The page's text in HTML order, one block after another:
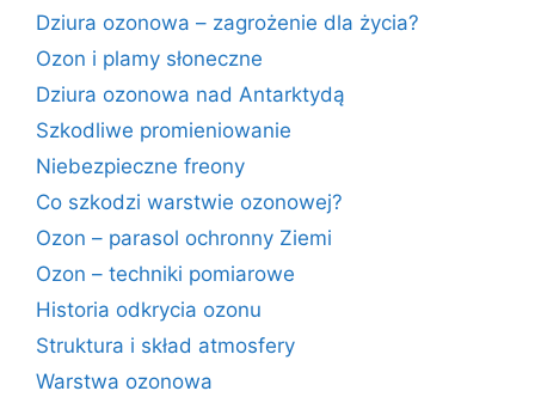
Dziura ozonowa – zagrożenie dla życia?
Ozon i plamy słoneczne
Dziura ozonowa nad Antarktydą
Szkodliwe promieniowanie
Niebezpieczne freony
Co szkodzi warstwie ozonowej?
Ozon – parasol ochronny Ziemi
Ozon – techniki pomiarowe
Historia odkrycia ozonu
Struktura i skład atmosfery
Warstwa ozonowa